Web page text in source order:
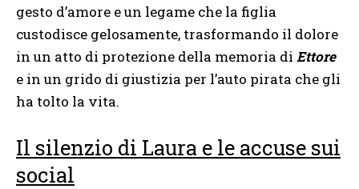
gesto d’amore e un legame che la figlia
custodisce gelosamente, trasformando il dolore
in un atto di protezione della memoria di Ettore
e in un grido di giustizia per l’auto pirata che gli
ha tolto la vita.
Il silenzio di Laura e le accuse sui
social